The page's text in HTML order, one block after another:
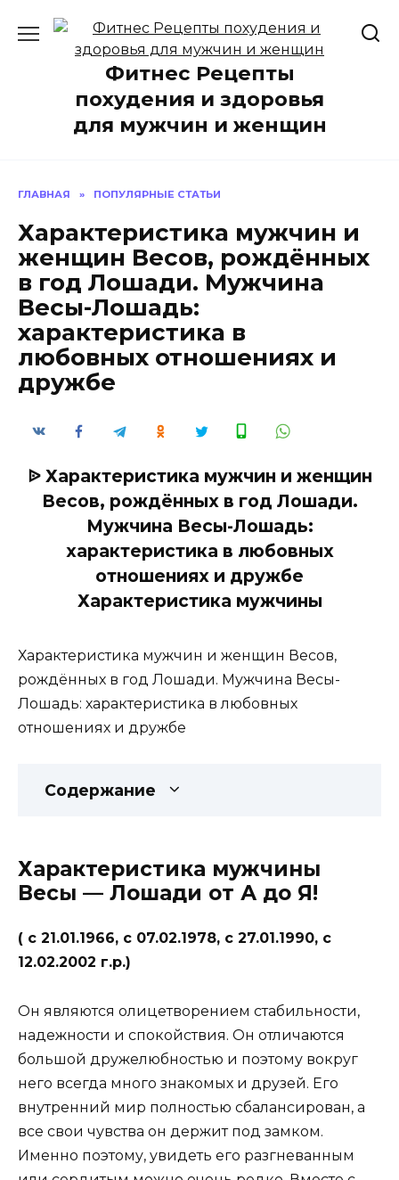
содержанию
Фитнес Рецепты
похудения и здоровья
для мужчин и женщин
ГЛАВНАЯ » ПОПУЛЯРНЫЕ СТАТЬИ
Характеристика мужчин и
женщин Весов, рождённых
в год Лошади. Мужчина
Весы-Лошадь:
характеристика в
любовных отношениях и
дружбе
ᐉ Характеристика мужчин и женщин
Весов, рождённых в год Лошади.
Мужчина Весы-Лошадь:
характеристика в любовных
отношениях и дружбе
Характеристика мужчины
Характеристика мужчин и женщин Весов,
рождённых в год Лошади. Мужчина Весы-
Лошадь: характеристика в любовных
отношениях и дружбе
Содержание
Характеристика мужчины
Весы — Лошади от А до Я!
( с 21.01.1966, с 07.02.1978, с 27.01.1990, с
12.02.2002 г.р.)
Он являются олицетворением стабильности,
надежности и спокойствия. Он отличаются
большой дружелюбностью и поэтому вокруг
него всегда много знакомых и друзей. Его
внутренний мир полностью сбалансирован, а
все свои чувства он держит под замком.
Именно поэтому, увидеть его разгневанным